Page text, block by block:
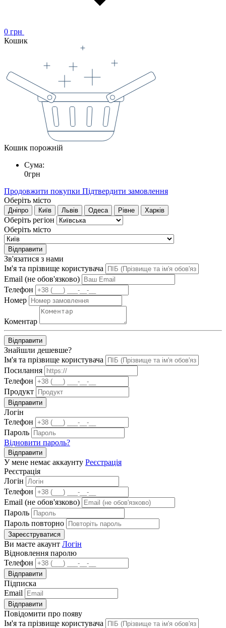
0 грн
Кошик
Кошик порожній
Сума:
0грн
Продовжити покупки Підтвердити замовлення
Оберіть місто
Дніпро Київ Львів Одеса Рівне Харків
Оберіть регіон
Оберіть місто
Відправити
Зв'язатися з нами
Ім'я та прізвище користувача
Email (не обов'язково)
Телефон
Номер
Коментар
Відправити
Знайшли дешевше?
Ім'я та прізвище користувача
Посилання
Телефон
Продукт
Відправити
Логін
Телефон
Пароль
Відновити пароль?
Відправити
У мене немає аккаунту Реєстрація
Реєстрація
Логін
Телефон
Email (не обов'язково)
Пароль
Пароль повторно
Зареєструватися
Ви маєте акаунт Логін
Відновлення паролю
Телефон
Відправити
Підписка
Email
Відправити
Повідомити про появу
Ім'я та прізвище користувача